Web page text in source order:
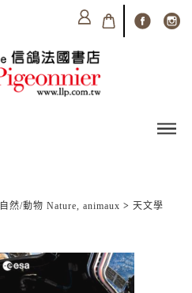
自然/動物 Nature, animaux > 天文學